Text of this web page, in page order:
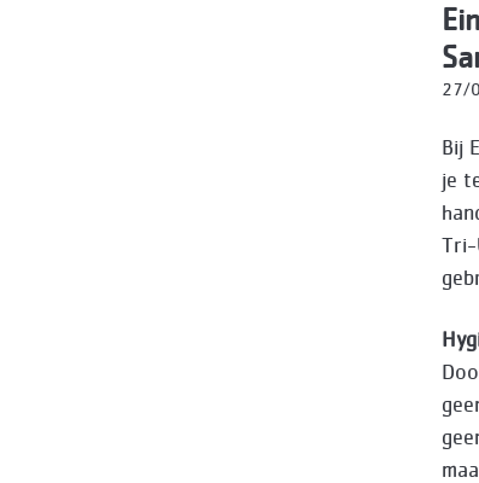
27/
Bij
je
Tri-